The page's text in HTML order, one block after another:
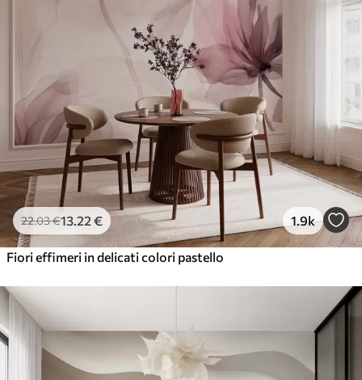
22.03€13 .22 € 1.9k
Fiori effimeri in delicati colori pastello